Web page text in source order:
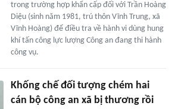
trong trường hợp khẩn cấp đối với Trần Hoàng
Diệu (sinh năm 1981, trú thôn Vĩnh Trung, xã
Vĩnh Hoàng) để điều tra về hành vi dùng hung
khí tấn công lực lượng Công an đang thi hành
công vụ.
Khống chế đối tượng chém hai
cán bộ công an xã bị thương rồi